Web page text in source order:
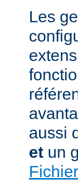
Les
aussi
et un